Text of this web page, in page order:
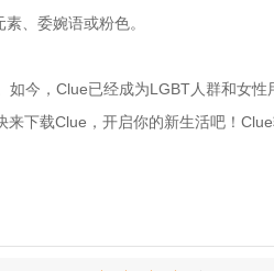
、委婉语或粉色。
如今，Clue已经成为LGBT人群和女
来下载Clue，开启你的新生活吧！